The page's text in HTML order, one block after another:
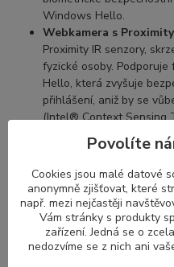
Windows Hello.
Webkamera s
Proximity IR senzory,
fyzické osoby.
Hello, která zvyšuje
přihlášení, aniž by se
(Intel® Context Sensing
Výhody proximity
kamery
Proximity senzor je určen k
senzoru a IR kameryje ideální
Povolíte
Cookies jsou malé datové
anonymně zjišťovat, které
např. mezi nejčastěji
Vám stránky s produkty
zařízení. Jedná se o
nedozvíme se z nich ani